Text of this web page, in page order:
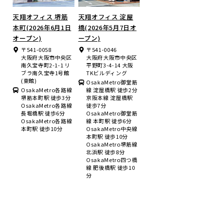
天翔オフィス 堺筋
本町(2026年6月1日
オープン)
〒541-0058
大阪府大阪市中央区
南久宝寺町2-1-1 リ
ブラ南久宝寺1号館
(東館)
OsakaMetro各路線
堺筋本町駅 徒歩3分
OsakaMetro各路線
長堀橋駅 徒歩6分
OsakaMetro各路線
本町駅 徒歩10分
天翔オフィス 淀屋
橋(2026年5月7日オ
ープン)
〒541-0046
大阪府大阪市中央区
平野町3-4-14 大阪
TKビルディング
OsakaMetro御堂筋
線 淀屋橋駅 徒歩2分
京阪本線 淀屋橋駅
徒歩7分
OsakaMetro御堂筋
線 本町駅 徒歩6分
OsakaMetro中央線
本町駅 徒歩10分
OsakaMetro堺筋線
北浜駅 徒歩8分
OsakaMetro四つ橋
線 肥後橋駅 徒歩10
分